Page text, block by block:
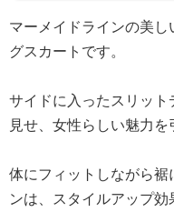
マーメイドラインの美
グスカートです。
サイドに入ったスリット
見せ、女性らしい魅力を
体にフィットしながら
ンは、スタイルアップ